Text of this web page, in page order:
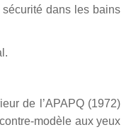
dans les bains
de l’APAPQ (1972)
modèle aux yeux